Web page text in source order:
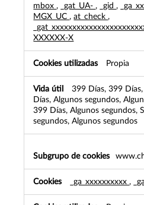
mbox , _gat_UA- , _gid ,
MGX_UC ,at_check ,
XXXXXX-X
Propia
399 Días, 399
Días, Algunos segundos,
399 Días, Algunos segundos,
segundos, Algunos segundos
_ga_xxxxxxxxxx , _ga